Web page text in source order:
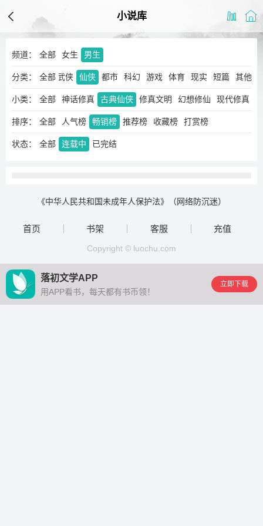
小说库
频道： 全部 女生 男生
分类： 全部
玄幻 奇幻 武侠 仙侠 都市 科幻 游戏 体育 现实 短篇 其他
小类： 全部 神话修真 古典仙侠 修真文明 幻想修仙 现代修真
排序： 全部 人气榜 畅销榜 推荐榜 收藏榜 打赏榜
状态： 全部 连载中 已完结
《中华人民共和国未成年人保护法》（网络防沉迷）
首页 书架 客服 充值
Copyright © luochu.com
落初文学APP
用APP看书，每天都有书币领！
立即下载